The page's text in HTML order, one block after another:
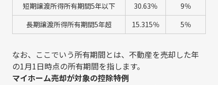
短期譲渡所得所有期間5年以下
30.63％
9％
長期譲渡所得所有期間5年超
15.315％ 5％
なお、ここでいう所有期間とは、不動産を売却した年
の1月1日時点の所有期間を指します。
マイホーム売却が対象の控除特例